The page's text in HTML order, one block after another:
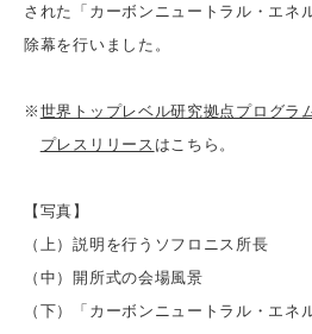
された「カーボンニュートラル・エネ
除幕を行いました。
※ 世界トップレベル研究拠点プログラ
プレスリリース はこちら。
【写真】
（上）説明を行うソフロニス所長
（中）開所式の会場風景
（下）「カーボンニュートラル・エネ